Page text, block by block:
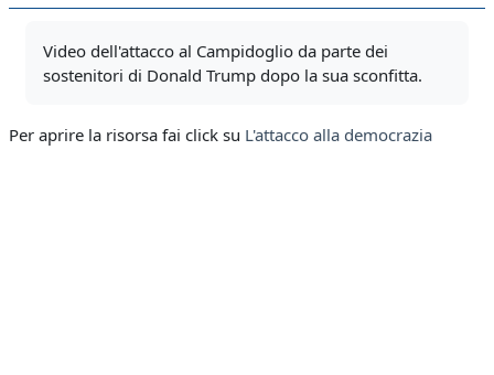
Video dell'attacco al Campidoglio da parte dei
sostenitori di Donald Trump dopo la sua sconfitta.
Per aprire la risorsa fai click su L'attacco alla democrazia